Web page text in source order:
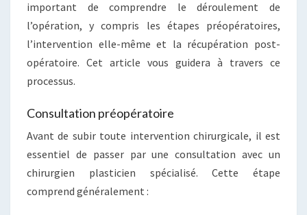
important de comprendre le déroulement de
l’opération, y compris les étapes préopératoires,
l’intervention elle-même et la récupération post-
opératoire. Cet article vous guidera à travers ce
processus.
Consultation préopératoire
Avant de subir toute intervention chirurgicale, il est
essentiel de passer par une consultation avec un
chirurgien plasticien spécialisé. Cette étape
comprend généralement :